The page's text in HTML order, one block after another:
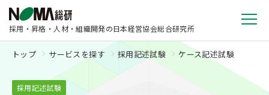
採用・昇格・人材・組織開発の日本経営協会総合研究所
トップ サービスを探す 採用記述試験 ケース記述試験
採用記述試験